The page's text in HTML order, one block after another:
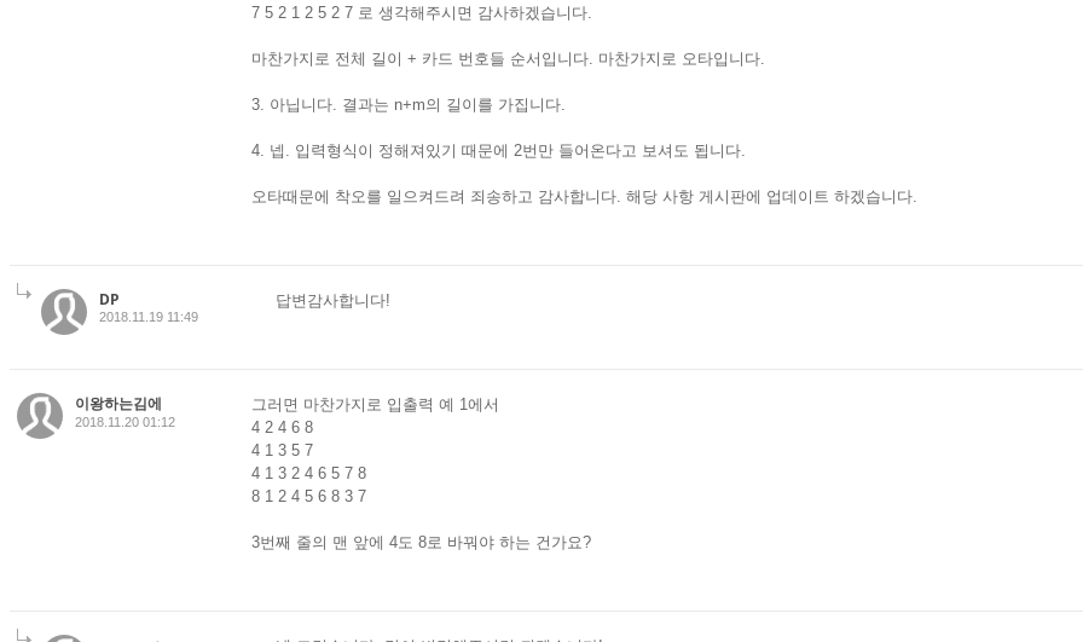
7 5 2 1 2 5 2 7 로 생각해주시면 감사하겠습니다.
마찬가지로 전체 길이 + 카드 번호들 순서입니다. 마찬가지로 오타입니다.
3. 아닙니다. 결과는 n+m의 길이를 가집니다.
4. 넵. 입력형식이 정해져있기 때문에 2번만 들어온다고 보셔도 됩니다.
오타때문에 착오를 일으켜드려 죄송하고 감사합니다. 해당 사항 게시판에 업데이트 하겠습니다.
DP
2018.11.19 11:49
답변감사합니다!
이왕하는김에
2018.11.20 01:12
그러면 마찬가지로 입출력 예 1에서
4 2 4 6 8
4 1 3 5 7
4 1 3 2 4 6 5 7 8
8 1 2 4 5 6 8 3 7
3번째 줄의 맨 앞에 4도 8로 바꿔야 하는 건가요?